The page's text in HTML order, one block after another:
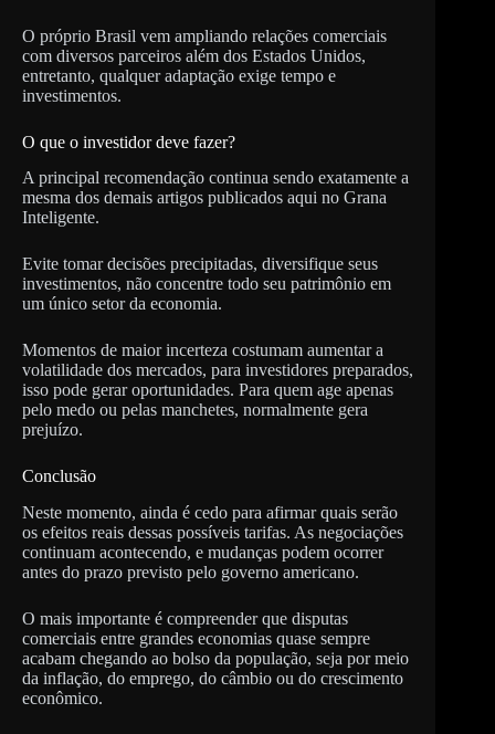
O próprio Brasil vem ampliando relações comerciais
com diversos parceiros além dos Estados Unidos,
entretanto, qualquer adaptação exige tempo e
investimentos.
O que o investidor deve fazer?
A principal recomendação continua sendo exatamente a
mesma dos demais artigos publicados aqui no Grana
Inteligente.
Evite tomar decisões precipitadas, diversifique seus
investimentos, não concentre todo seu patrimônio em
um único setor da economia.
Momentos de maior incerteza costumam aumentar a
volatilidade dos mercados, para investidores preparados,
isso pode gerar oportunidades. Para quem age apenas
pelo medo ou pelas manchetes, normalmente gera
prejuízo.
Conclusão
Neste momento, ainda é cedo para afirmar quais serão
os efeitos reais dessas possíveis tarifas. As negociações
continuam acontecendo, e mudanças podem ocorrer
antes do prazo previsto pelo governo americano.
O mais importante é compreender que disputas
comerciais entre grandes economias quase sempre
acabam chegando ao bolso da população, seja por meio
da inflação, do emprego, do câmbio ou do crescimento
econômico.